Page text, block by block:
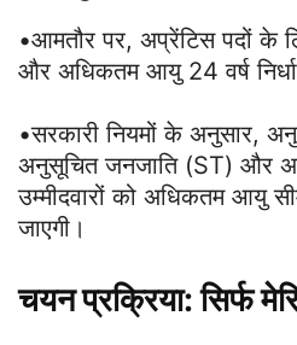
•आमतौर पर, अप्रेंटिस पदों के
और अधिकतम आयु 24 वर्ष
•सरकारी नियमों के अनुसार,
अनुसूचित जनजाति (ST) और
उम्मीदवारों को अधिकतम आयु
जाएगी।
चयन प्रक्रिया: सिर्फ